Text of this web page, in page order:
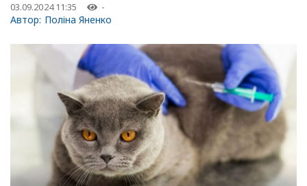
03.09.2024 11:35 -
Автор: Поліна Яненко